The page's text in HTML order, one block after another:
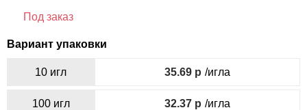
Под заказ
Вариант упаковки
10 игл 35.69 /игла
100 игл 32.37 /игла